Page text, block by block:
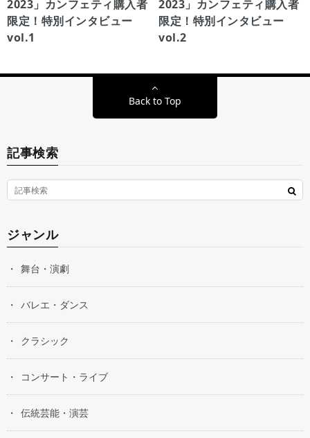
2023」カンフェティ購入者
限定！特別インタビュー
vol.1
2023」カンフェティ購入者
限定！特別インタビュー
vol.2
Back to Top
記事検索
ジャンル
舞台・演劇
バレエ・ダンス
クラシック
コンサート・ライブ
伝統芸能・演芸